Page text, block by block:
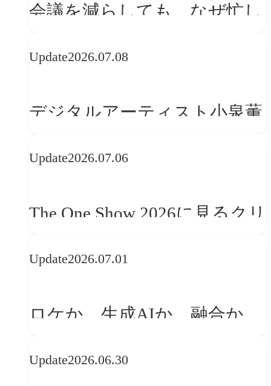
会議を減らしても、なぜ忙し
Update2026.07.08
デジタルアーティスト小泉薫
ークフロー設計と「ノイズと
Update2026.07.06
The One Show 2026に見るクリ
との接点を、ブランドらしい
Update2026.07.01
ロケか、生成AIか、融合か
おける「意思決定」のルール
Update2026.06.30